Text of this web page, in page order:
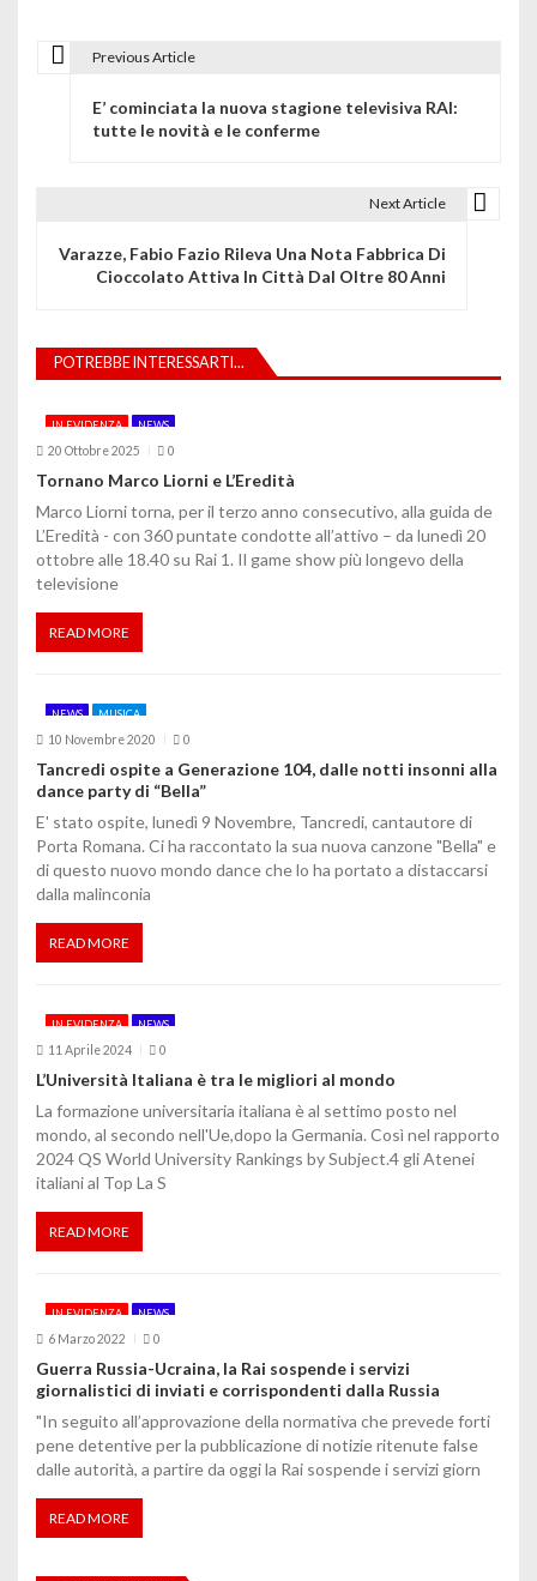
i
o
n
e
a
r
c
o
l
i
Previous Article
E’ cominciata la nuova stagione televisiva RAI:
tutte le novità e le conferme
Next Article
Varazze, Fabio Fazio Rileva Una Nota Fabbrica Di
Cioccolato Attiva In Città Dal Oltre 80 Anni
POTREBBE INTERESSARTI...
IN EVIDENZA NEWS
20 Ottobre 2025 0
Tornano Marco Liorni e L’Eredità
Marco Liorni torna, per il terzo anno consecutivo, alla guida de
L’Eredità - con 360 puntate condotte all’attivo – da lunedì 20
ottobre alle 18.40 su Rai 1. Il game show più longevo della
televisione
READ MORE
NEWS MUSICA
10 Novembre 2020 0
Tancredi ospite a Generazione 104, dalle notti insonni alla
dance party di “Bella”
E' stato ospite, lunedì 9 Novembre, Tancredi, cantautore di
Porta Romana. Ci ha raccontato la sua nuova canzone "Bella" e
di questo nuovo mondo dance che lo ha portato a distaccarsi
dalla malinconia
READ MORE
IN EVIDENZA NEWS
11 Aprile 2024 0
L’Università Italiana è tra le migliori al mondo
La formazione universitaria italiana è al settimo posto nel
mondo, al secondo nell'Ue,dopo la Germania. Così nel rapporto
2024 QS World University Rankings by Subject.4 gli Atenei
italiani al Top La S
READ MORE
IN EVIDENZA NEWS
6 Marzo 2022 0
Guerra Russia-Ucraina, la Rai sospende i servizi
giornalistici di inviati e corrispondenti dalla Russia
"In seguito all’approvazione della normativa che prevede forti
pene detentive per la pubblicazione di notizie ritenute false
dalle autorità, a partire da oggi la Rai sospende i servizi giorn
READ MORE